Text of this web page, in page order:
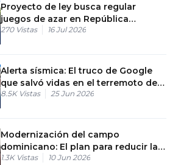
Proyecto de ley busca regular
juegos de azar en República
Dominicana
270 Vistas 16 Jul 2026
Alerta sísmica: El truco de Google
que salvó vidas en el terremoto de
Venezuela
8.5K Vistas 25 Jun 2026
Modernización del campo
dominicano: El plan para reducir la
mano de obra extranjera
1.3K Vistas 10 Jun 2026